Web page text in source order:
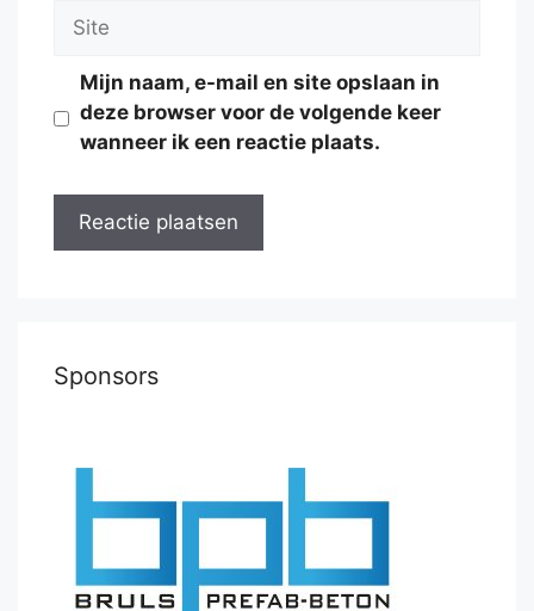
Site
Mijn naam, e-mail en site opslaan in
deze browser voor de volgende keer
wanneer ik een reactie plaats.
Sponsors